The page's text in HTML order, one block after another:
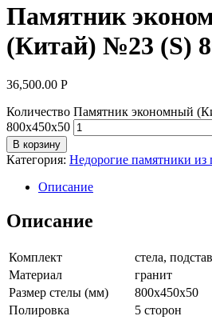
Памятник
(Китай) №23 (S)
36,500.00 Р
Количество Памятник экономный
800х450х50
В корзину
Категория: Недорогие памятники из
Описание
Описание
Комплект
стела,
Материал
гранит
Размер стелы (мм)
800х450х50
Полировка
5 сторон